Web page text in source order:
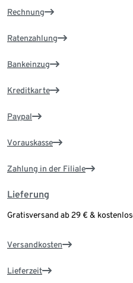
Rechnung
Ratenzahlung
Bankeinzug
Kreditkarte
Paypal
Vorauskasse
Zahlung in der Filiale
Lieferung
Gratisversand ab 29 € &
Versandkosten
Lieferzeit